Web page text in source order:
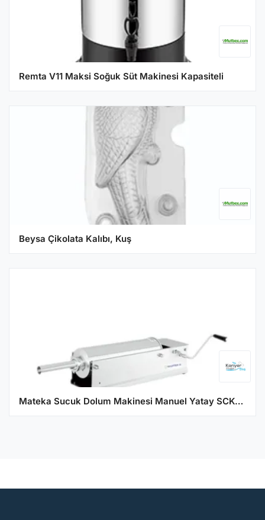
Remta V11 Maksi Soğuk Süt Makinesi Kapasiteli
Beysa Çikolata Kalıbı, Kuş
Mateka Sucuk Dolum Makinesi Manuel Yatay SCK-7Y